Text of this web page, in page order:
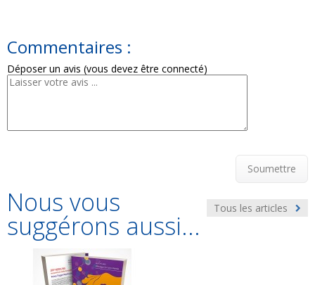
Commentaires :
Déposer un avis (vous devez être connecté)
Soumettre
Tous les articles
Nous vous
suggérons aussi...